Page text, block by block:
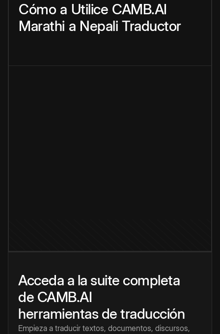
Cómo a Utilice CAMB.AI
Marathi a Nepali Traductor
Acceda a la suite completa
de CAMB.AI
herramientas de traducción
Empieza a traducir textos, documentos, discursos,